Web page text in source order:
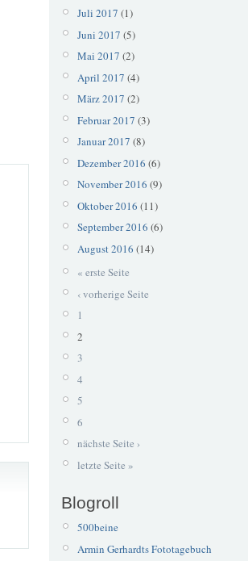
Juli 2017 (1)
Juni 2017 (5)
Mai 2017 (2)
April 2017 (4)
März 2017 (2)
Februar 2017 (3)
Januar 2017 (8)
Dezember 2016 (6)
November 2016 (9)
Oktober 2016 (11)
September 2016 (6)
August 2016 (14)
« erste Seite
‹ vorherige Seite
1
2
3
4
5
6
nächste Seite ›
letzte Seite »
Blogroll
500beine
Armin Gerhardts Fototagebuch